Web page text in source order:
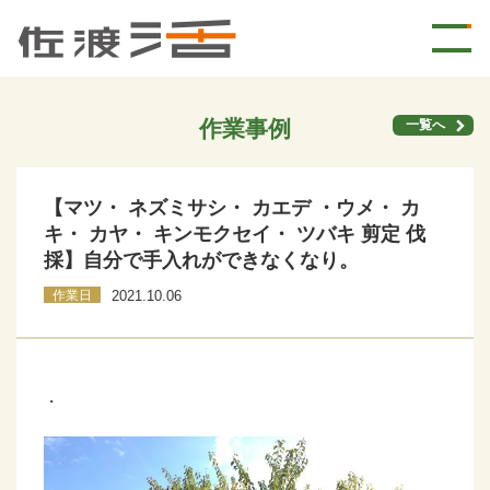
作業事例 一覧へ
【マツ・ ネズミサシ・ カエデ ・ウメ・ カ
キ・ カヤ・ キンモクセイ・ ツバキ 剪定 伐
採】自分で手入れができなくなり。
作業日 2021.10.06
・